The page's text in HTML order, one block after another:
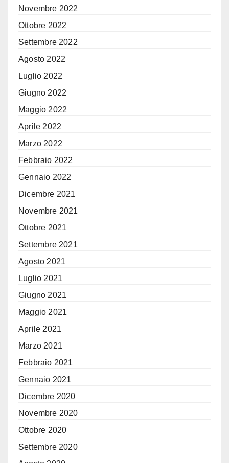
Novembre 2022
Ottobre 2022
Settembre 2022
Agosto 2022
Luglio 2022
Giugno 2022
Maggio 2022
Aprile 2022
Marzo 2022
Febbraio 2022
Gennaio 2022
Dicembre 2021
Novembre 2021
Ottobre 2021
Settembre 2021
Agosto 2021
Luglio 2021
Giugno 2021
Maggio 2021
Aprile 2021
Marzo 2021
Febbraio 2021
Gennaio 2021
Dicembre 2020
Novembre 2020
Ottobre 2020
Settembre 2020